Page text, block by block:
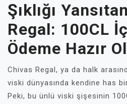
Şıklığı
Regal: 100CL
Ödeme Hazır
Chivas Regal, ya da halk
viski dünyasında kendine has
Peki, bu ünlü viski şişesinin